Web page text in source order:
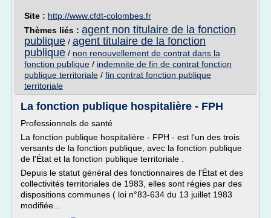
Site : http://www.cfdt-colombes.fr
Thèmes liés : agent non titulaire de la fonction
publique / agent titulaire de la fonction
publique / non renouvellement de contrat dans la
fonction publique / indemnite de fin de contrat fonction
publique territoriale / fin contrat fonction publique
territoriale
La fonction publique hospitalière - FPH
Professionnels de santé
La fonction publique hospitalière - FPH - est l'un des trois
versants de la fonction publique, avec la fonction publique
de l'État et la fonction publique territoriale .
Depuis le statut général des fonctionnaires de l'État et des
collectivités territoriales de 1983, elles sont régies par des
dispositions communes ( loi n°83-634 du 13 juillet 1983
modifiée...